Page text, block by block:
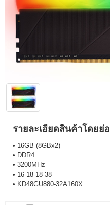
รายละเอียดสินค้าโดยย่อ
• 16GB (8GBx2)
• DDR4
• 3200MHz
• 16-18-18-38
• KD48GU880-32A160X